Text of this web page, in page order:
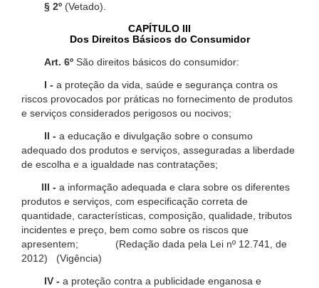
§ 2º (Vetado).
CAPÍTULO III
Dos Direitos Básicos do Consumidor
Art. 6º São direitos básicos do consumidor:
I - a proteção da vida, saúde e segurança contra os
riscos provocados por práticas no fornecimento de produtos
e serviços considerados perigosos ou nocivos;
II - a educação e divulgação sobre o consumo
adequado dos produtos e serviços, asseguradas a liberdade
de escolha e a igualdade nas contratações;
III - a informação adequada e clara sobre os diferentes
produtos e serviços, com especificação correta de
quantidade, características, composição, qualidade, tributos
incidentes e preço, bem como sobre os riscos que
apresentem; (Redação dada pela Lei nº 12.741, de
2012) (Vigência)
IV - a proteção contra a publicidade enganosa e